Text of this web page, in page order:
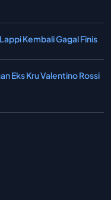
Kembali Gagal Finis
Eks Kru Valentino Rossi